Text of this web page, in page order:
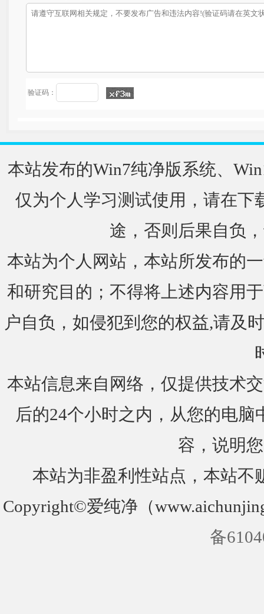
验证码：
本站发布的Win7纯净版系统、
仅为个人学习测试使用，请在下
途，否则后果自负
本站为个人网站，本站所发布的
和研究目的；不得将上述内容用
户自负，如侵犯到您的权益,请及
本站信息来自网络，仅提供技术
后的24个小时之内，从您的电
容，说明
本站为非盈利性站点，本站不
Copyright©爱纯净（
备